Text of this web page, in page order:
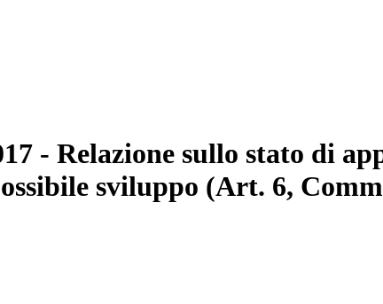
- Relazione sullo stato di
sviluppo (Art. 6,